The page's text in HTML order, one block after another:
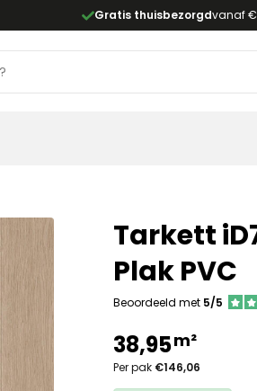
Gratis thuisbezorgdvanaf
Tarkett
Plak PVC
Beoordeeld met 5/5
38,95m²
Per pak €146,06